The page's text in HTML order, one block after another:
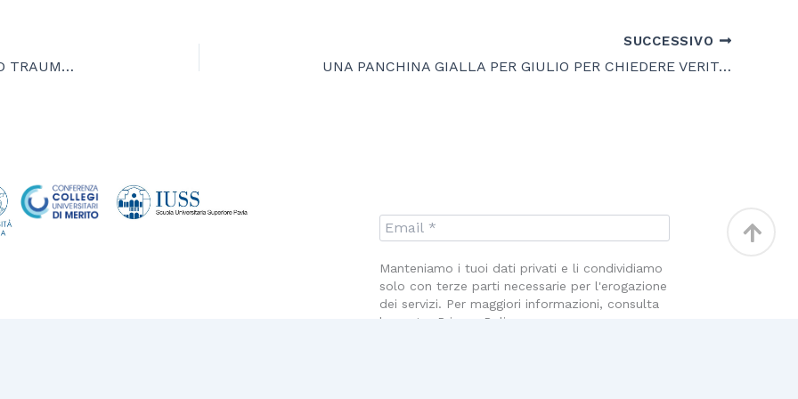
Advanced Course on ACUTE CARE SURGERY AND TRAUMA I
SUCCESSIVO
UNA PANCHINA GIALLA PER GIULIO PER CHIEDERE VERITÀ E GIUSTIZIA
Manteniamo i tuoi dati privati e li condividiamo
solo con terze parti necessarie per l'erogazione
dei servizi. Per maggiori informazioni, consulta
la nostra Privacy Policy.
Torna